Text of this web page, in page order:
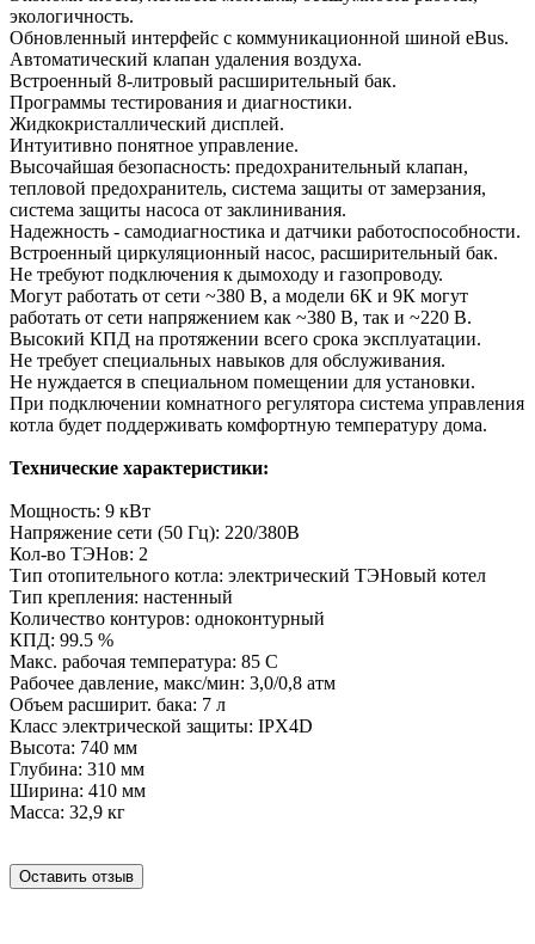
экологичность.
Обновленный интерфейс с коммуникационной шиной eBus.
Автоматический клапан удаления воздуха.
Встроенный 8-литровый расширительный бак.
Программы тестирования и диагностики.
Жидкокристаллический дисплей.
Интуитивно понятное управление.
Высочайшая безопасность: предохранительный клапан,
тепловой предохранитель, система защиты от замерзания,
система защиты насоса от заклинивания.
Надежность - самодиагностика и датчики работоспособности.
Встроенный циркуляционный насос, расширительный бак.
Не требуют подключения к дымоходу и газопроводу.
Могут работать от сети ~380 В, а модели 6К и 9К могут
работать от сети напряжением как ~380 В, так и ~220 В.
Высокий КПД на протяжении всего срока эксплуатации.
Не требует специальных навыков для обслуживания.
Не нуждается в специальном помещении для установки.
При подключении комнатного регулятора система управления
котла будет поддерживать комфортную температуру дома.
Технические характеристики:
Мощность: 9 кВт
Напряжение сети (50 Гц): 220/380В
Кол-во ТЭНов: 2
Тип отопительного котла: электрический ТЭНовый котел
Тип крепления: настенный
Количество контуров: одноконтурный
КПД: 99.5 %
Макс. рабочая температура: 85 С
Рабочее давление, макс/мин: 3,0/0,8 атм
Объем расширит. бака: 7 л
Класс электрической защиты: IPX4D
Высота: 740 мм
Глубина: 310 мм
Ширина: 410 мм
Масса: 32,9 кг
Оставить отзыв